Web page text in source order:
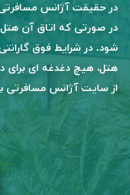
در حقیقت آژانس
در صورتی که اتاق آن
شود. در شرایط فوق
هتل، هیچ دغدغه ای برای
از سایت آژانس مسافرتی